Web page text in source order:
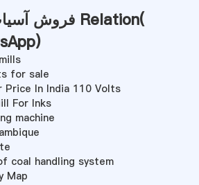
فروش آسیاب در هرموسیلو Relation(
)
for sale
In India 110 Volts
For Inks
machine
coal handling system
Map